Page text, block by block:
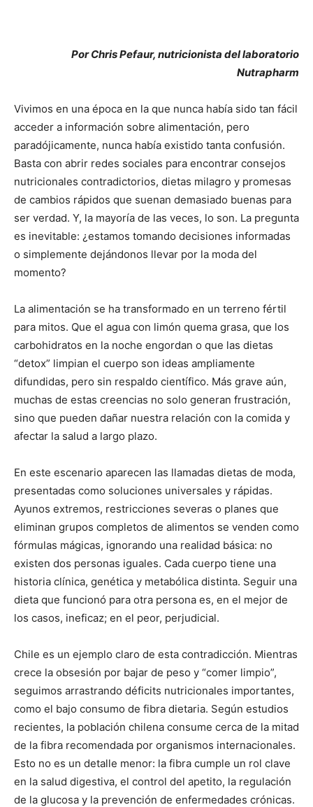
Por Chris Pefaur, nutricionista del laboratorio
Nutrapharm
Vivimos en una época en la que nunca había sido tan fácil
acceder a información sobre alimentación, pero
paradójicamente, nunca había existido tanta confusión.
Basta con abrir redes sociales para encontrar consejos
nutricionales contradictorios, dietas milagro y promesas
de cambios rápidos que suenan demasiado buenas para
ser verdad. Y, la mayoría de las veces, lo son. La pregunta
es inevitable: ¿estamos tomando decisiones informadas
o simplemente dejándonos llevar por la moda del
momento?
La alimentación se ha transformado en un terreno fértil
para mitos. Que el agua con limón quema grasa, que los
carbohidratos en la noche engordan o que las dietas
“detox” limpian el cuerpo son ideas ampliamente
difundidas, pero sin respaldo científico. Más grave aún,
muchas de estas creencias no solo generan frustración,
sino que pueden dañar nuestra relación con la comida y
afectar la salud a largo plazo.
En este escenario aparecen las llamadas dietas de moda,
presentadas como soluciones universales y rápidas.
Ayunos extremos, restricciones severas o planes que
eliminan grupos completos de alimentos se venden como
fórmulas mágicas, ignorando una realidad básica: no
existen dos personas iguales. Cada cuerpo tiene una
historia clínica, genética y metabólica distinta. Seguir una
dieta que funcionó para otra persona es, en el mejor de
los casos, ineficaz; en el peor, perjudicial.
Chile es un ejemplo claro de esta contradicción. Mientras
crece la obsesión por bajar de peso y “comer limpio”,
seguimos arrastrando déficits nutricionales importantes,
como el bajo consumo de fibra dietaria. Según estudios
recientes, la población chilena consume cerca de la mitad
de la fibra recomendada por organismos internacionales.
Esto no es un detalle menor: la fibra cumple un rol clave
en la salud digestiva, el control del apetito, la regulación
de la glucosa y la prevención de enfermedades crónicas.